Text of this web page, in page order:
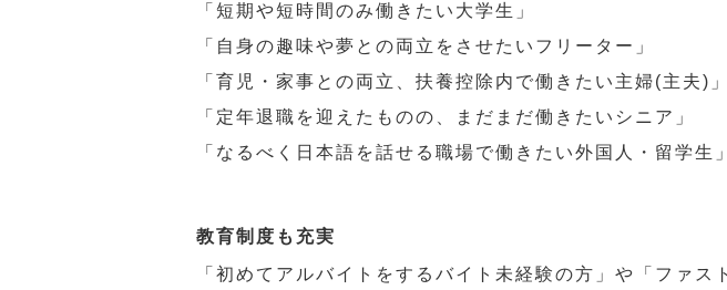
「短期や短時間のみ働きたい大学生」
「自身の趣味や夢との両立をさせたいフリーター」
「育児・家事との両立、扶養控除内で働きたい主婦(主夫)」
「定年退職を迎えたものの、まだまだ働きたいシニア」
「なるべく日本語を話せる職場で働きたい外国人・留学生」
教育制度も充実
「初めてアルバイトをするバイト未経験の方」や「ファ